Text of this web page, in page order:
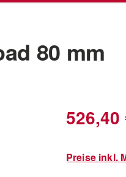
80 mm
526,40
Preise inkl.